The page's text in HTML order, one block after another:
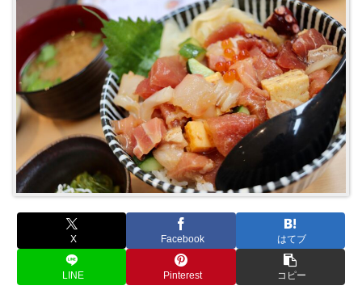
X Facebook はてブ
LINE Pinterest コピー